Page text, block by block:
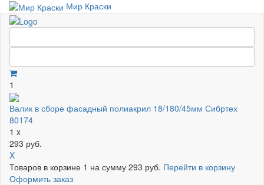
Мир Краски
1
Валик в сборе фасадный полиакрил 18/180/45мм Сибртех
80174
1 x
293 руб.
X
Товаров в корзине 1 на сумму 293 руб. Перейти в корзину
Оформить заказ